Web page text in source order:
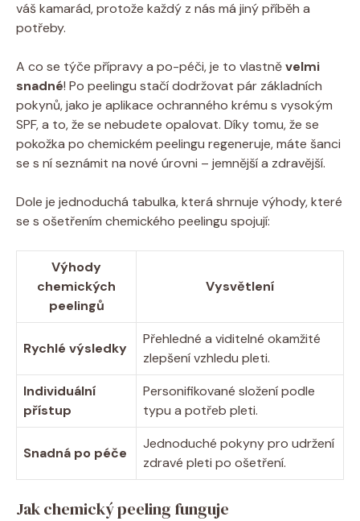
váš kamarád, protože každý z nás má jiný příběh a
potřeby.
A co se týče přípravy a po-péči, je to vlastněvelmi
snadné! Po peelingu stačí dodržovat pár základních
pokynů, jako je aplikace ochranného krému s vysokým
SPF, a to, že se nebudete opalovat. Díky tomu, že se
pokožka po chemickém peelingu regeneruje, máte šanci
se s ní seznámit na nové úrovni – jemnější a zdravější.
Dole je jednoduchá tabulka, která shrnuje výhody, které
se s ošetřením chemického peelingu spojují:
Výhody
chemických
peelingů
Vysvětlení
Rychlé výsledky
Přehledné a viditelné okamžité
zlepšení vzhledu pleti.
Individuální
přístup
Personifikované složení podle
typu a potřeb pleti.
Snadná po péče
Jednoduché pokyny pro udržení
zdravé pleti po ošetření.
Jak chemický peeling funguje